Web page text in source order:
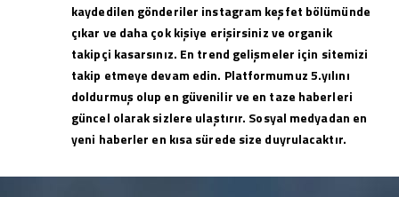
kaydedilen gönderiler instagram keşfet bölümünde
çıkar ve daha çok kişiye erişirsiniz ve organik
takipçi kasarsınız. En trend gelişmeler için sitemizi
takip etmeye devam edin. Platformumuz 5.yılını
doldurmuş olup en güvenilir ve en taze haberleri
güncel olarak sizlere ulaştırır. Sosyal medyadan en
yeni haberler en kısa sürede size duyrulacaktır.